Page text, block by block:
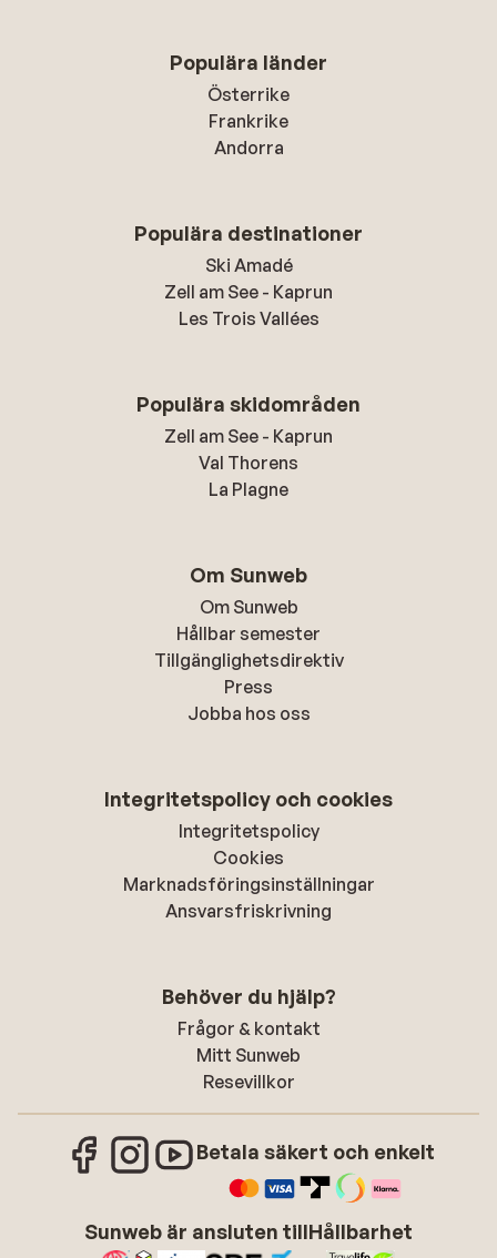
Populära länder
Österrike
Frankrike
Andorra
Populära destinationer
Ski Amadé
Zell am See - Kaprun
Les Trois Vallées
Populära skidområden
Zell am See - Kaprun
Val Thorens
La Plagne
Om Sunweb
Om Sunweb
Hållbar semester
Tillgänglighetsdirektiv
Press
Jobba hos oss
Integritetspolicy och cookies
Integritetspolicy
Cookies
Marknadsföringsinställningar
Ansvarsfriskrivning
Behöver du hjälp?
Frågor & kontakt
Mitt Sunweb
Resevillkor
Betala säkert och enkelt
Sunweb är ansluten tillHållbarhet